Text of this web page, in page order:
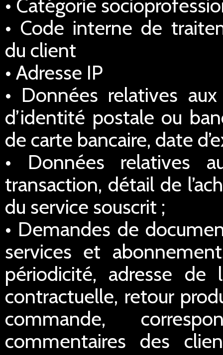
• Catégorie
• Code interne de
du client
• Adresse IP
• Données relatives
d’identité postale ou
de carte bancaire, date
• Données relatives
transaction, détail de
du service souscrit ;
• Demandes de
services et
périodicité, adresse de
contractuelle, retour
commande,
commentaires des